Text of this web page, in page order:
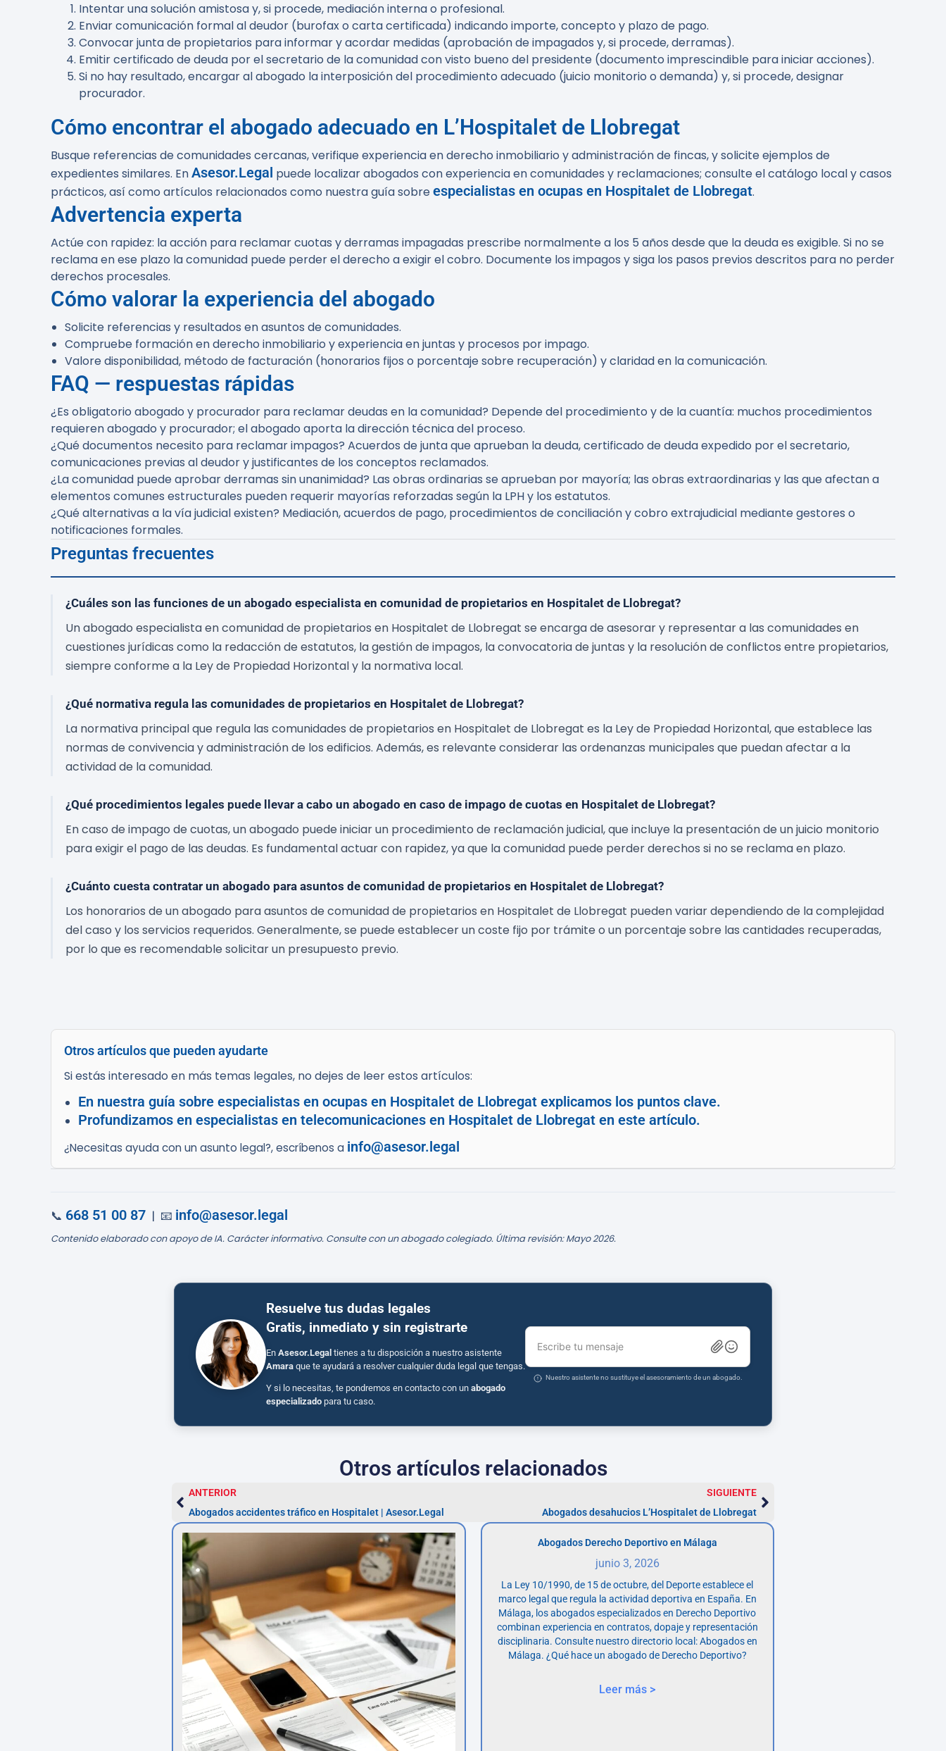
Intentar una solución amistosa y, si procede, mediación interna o profesional.
Enviar comunicación formal al deudor (burofax o carta certificada) indicando importe, concepto y plazo de pago.
Convocar junta de propietarios para informar y acordar medidas (aprobación de impagados y, si procede, derramas).
Emitir certificado de deuda por el secretario de la comunidad con visto bueno del presidente (documento imprescindible para iniciar acciones).
Si no hay resultado, encargar al abogado la interposición del procedimiento adecuado (juicio monitorio o demanda) y, si procede, designar
procurador.
Cómo encontrar el abogado adecuado en L’Hospitalet de Llobregat
Busque referencias de comunidades cercanas, verifique experiencia en derecho inmobiliario y administración de fincas, y solicite ejemplos de
expedientes similares. EnAsesor.Legal puede localizar abogados con experiencia en comunidades y reclamaciones; consulte el catálogo local y casos
prácticos, así como artículos relacionados como nuestra guía sobreespecialistas en ocupas en Hospitalet de Llobregat.
Advertencia experta
Actúe con rapidez: la acción para reclamar cuotas y derramas impagadas prescribe normalmente a los 5 años desde que la deuda es exigible. Si no se
reclama en ese plazo la comunidad puede perder el derecho a exigir el cobro. Documente los impagos y siga los pasos previos descritos para no perder
derechos procesales.
Cómo valorar la experiencia del abogado
Solicite referencias y resultados en asuntos de comunidades.
Compruebe formación en derecho inmobiliario y experiencia en juntas y procesos por impago.
Valore disponibilidad, método de facturación (honorarios fijos o porcentaje sobre recuperación) y claridad en la comunicación.
FAQ — respuestas rápidas
¿Es obligatorio abogado y procurador para reclamar deudas en la comunidad? Depende del procedimiento y de la cuantía: muchos procedimientos
requieren abogado y procurador; el abogado aporta la dirección técnica del proceso.
¿Qué documentos necesito para reclamar impagos? Acuerdos de junta que aprueban la deuda, certificado de deuda expedido por el secretario,
comunicaciones previas al deudor y justificantes de los conceptos reclamados.
¿La comunidad puede aprobar derramas sin unanimidad? Las obras ordinarias se aprueban por mayoría; las obras extraordinarias y las que afectan a
elementos comunes estructurales pueden requerir mayorías reforzadas según la LPH y los estatutos.
¿Qué alternativas a la vía judicial existen? Mediación, acuerdos de pago, procedimientos de conciliación y cobro extrajudicial mediante gestores o
notificaciones formales.
Preguntas frecuentes
¿Cuáles son las funciones de un abogado especialista en comunidad de propietarios en Hospitalet de Llobregat?
Un abogado especialista en comunidad de propietarios en Hospitalet de Llobregat se encarga de asesorar y representar a las comunidades en
cuestiones jurídicas como la redacción de estatutos, la gestión de impagos, la convocatoria de juntas y la resolución de conflictos entre propietarios,
siempre conforme a la Ley de Propiedad Horizontal y la normativa local.
¿Qué normativa regula las comunidades de propietarios en Hospitalet de Llobregat?
La normativa principal que regula las comunidades de propietarios en Hospitalet de Llobregat es la Ley de Propiedad Horizontal, que establece las
normas de convivencia y administración de los edificios. Además, es relevante considerar las ordenanzas municipales que puedan afectar a la
actividad de la comunidad.
¿Qué procedimientos legales puede llevar a cabo un abogado en caso de impago de cuotas en Hospitalet de Llobregat?
En caso de impago de cuotas, un abogado puede iniciar un procedimiento de reclamación judicial, que incluye la presentación de un juicio monitorio
para exigir el pago de las deudas. Es fundamental actuar con rapidez, ya que la comunidad puede perder derechos si no se reclama en plazo.
¿Cuánto cuesta contratar un abogado para asuntos de comunidad de propietarios en Hospitalet de Llobregat?
Los honorarios de un abogado para asuntos de comunidad de propietarios en Hospitalet de Llobregat pueden variar dependiendo de la complejidad
del caso y los servicios requeridos. Generalmente, se puede establecer un coste fijo por trámite o un porcentaje sobre las cantidades recuperadas,
por lo que es recomendable solicitar un presupuesto previo.
Otros artículos que pueden ayudarte
Si estás interesado en más temas legales, no dejes de leer estos artículos:
En nuestra guía sobre especialistas en ocupas en Hospitalet de Llobregat explicamos los puntos clave.
Profundizamos en especialistas en telecomunicaciones en Hospitalet de Llobregat en este artículo.
¿Necesitas ayuda con un asunto legal?, escríbenos a info@asesor.legal
📞 668 51 00 87 | 📧 info@asesor.legal
Contenido elaborado con apoyo de IA. Carácter informativo. Consulte con un abogado colegiado. Última revisión: Mayo 2026.
Resuelve tus dudas legales
Gratis, inmediato y sin registrarte
En Asesor.Legal tienes a tu disposición a nuestro asistente
Amara que te ayudará a resolver cualquier duda legal que tengas.
Y si lo necesitas, te pondremos en contacto con un abogado
especializado para tu caso.
Escribe tu mensaje
Nuestro asistente no sustituye el asesoramiento de un abogado.
Otros artículos relacionados
ANTERIOR
Abogados accidentes tráfico en Hospitalet | Asesor.Legal
SIGUIENTE
Abogados desahucios L’Hospitalet de Llobregat
Abogados Derecho Deportivo en Málaga
junio 3, 2026
La Ley 10/1990, de 15 de octubre, del Deporte establece el
marco legal que regula la actividad deportiva en España. En
Málaga, los abogados especializados en Derecho Deportivo
combinan experiencia en contratos, dopaje y representación
disciplinaria. Consulte nuestro directorio local: Abogados en
Málaga. ¿Qué hace un abogado de Derecho Deportivo?
Leer más >